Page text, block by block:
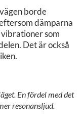
borde
dämparna
som
Det är också
En fördel med det
resonansljud.